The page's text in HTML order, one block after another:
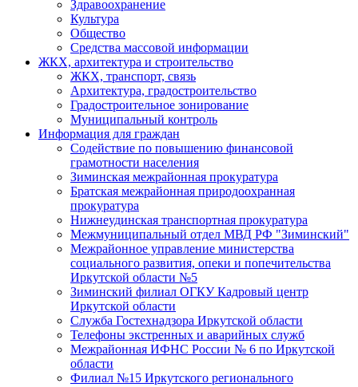
Здравоохранение
Культура
Общество
Средства массовой информации
ЖКХ, архитектура и строительство
ЖКХ, транспорт, связь
Архитектура, градостроительство
Градостроительное зонирование
Муниципальный контроль
Информация для граждан
Содействие по повышению финансовой
грамотности населения
Зиминская межрайонная прокуратура
Братская межрайонная природоохранная
прокуратура
Нижнеудинская транспортная прокуратура
Межмуниципальный отдел МВД РФ "Зиминский"
Межрайонное управление министерства
социального развития, опеки и попечительства
Иркутской области №5
Зиминский филиал ОГКУ Кадровый центр
Иркутской области
Служба Гостехнадзора Иркутской области
Телефоны экстренных и аварийных служб
Межрайонная ИФНС России № 6 по Иркутской
области
Филиал №15 Иркутского регионального